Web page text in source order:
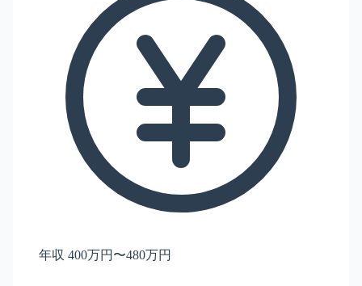
年収 400万円〜480万円